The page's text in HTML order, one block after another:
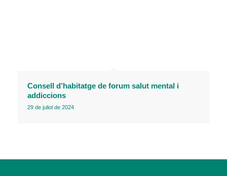
Consell d’habitatge de forum salut mental i
addiccions
29 de juliol de 2024